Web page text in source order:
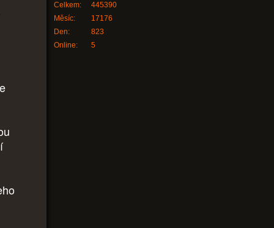
Online: 5
Celkem:
445390
Měsíc:
17176
Den:
823